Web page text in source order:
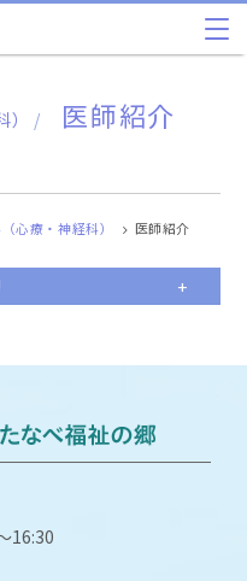
/ 医師紹介
心療・神経科） 医師紹介
16:30